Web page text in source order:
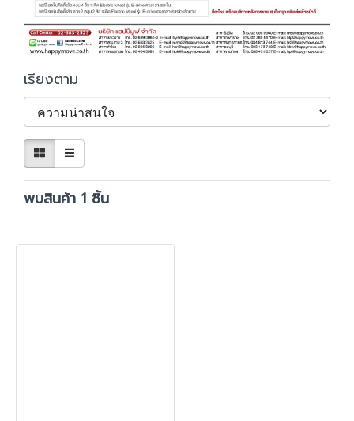
เรียงตาม
พบสินค้า 1 ชิ้น